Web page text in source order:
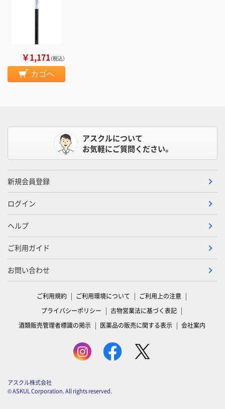
￥1,171（税込）
カゴへ
アスクルについて
お気軽にご質問ください。
新規会員登録
ログイン
ヘルプ
ご利用ガイド
お問い合わせ
ご利用規約 ご利用環境について
ご利用上の注意
プライバシーポリシー
古物営業法に基づく表記
酒類販売管理者標識の掲示
医薬品の販売に関する表示 会社案内
アスクル株式会社
© ASKUL Corporation. All rights reserved.